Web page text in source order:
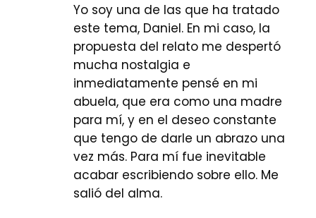
Yo soy una de las que ha tratado
este tema, Daniel. En mi caso, la
propuesta del relato me despertó
mucha nostalgia e
inmediatamente pensé en mi
abuela, que era como una madre
para mí, y en el deseo constante
que tengo de darle un abrazo una
vez más. Para mí fue inevitable
acabar escribiendo sobre ello. Me
salió del alma.